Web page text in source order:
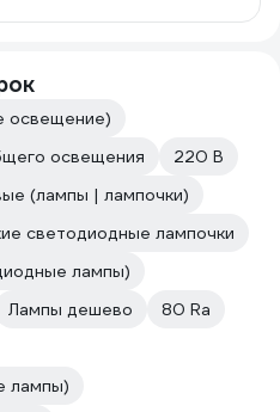
освещение)
освещения
220 В
(лампы | лампочки)
светодиодные лампочки
лампы)
Лампы дешево
80 Ra
лампы)